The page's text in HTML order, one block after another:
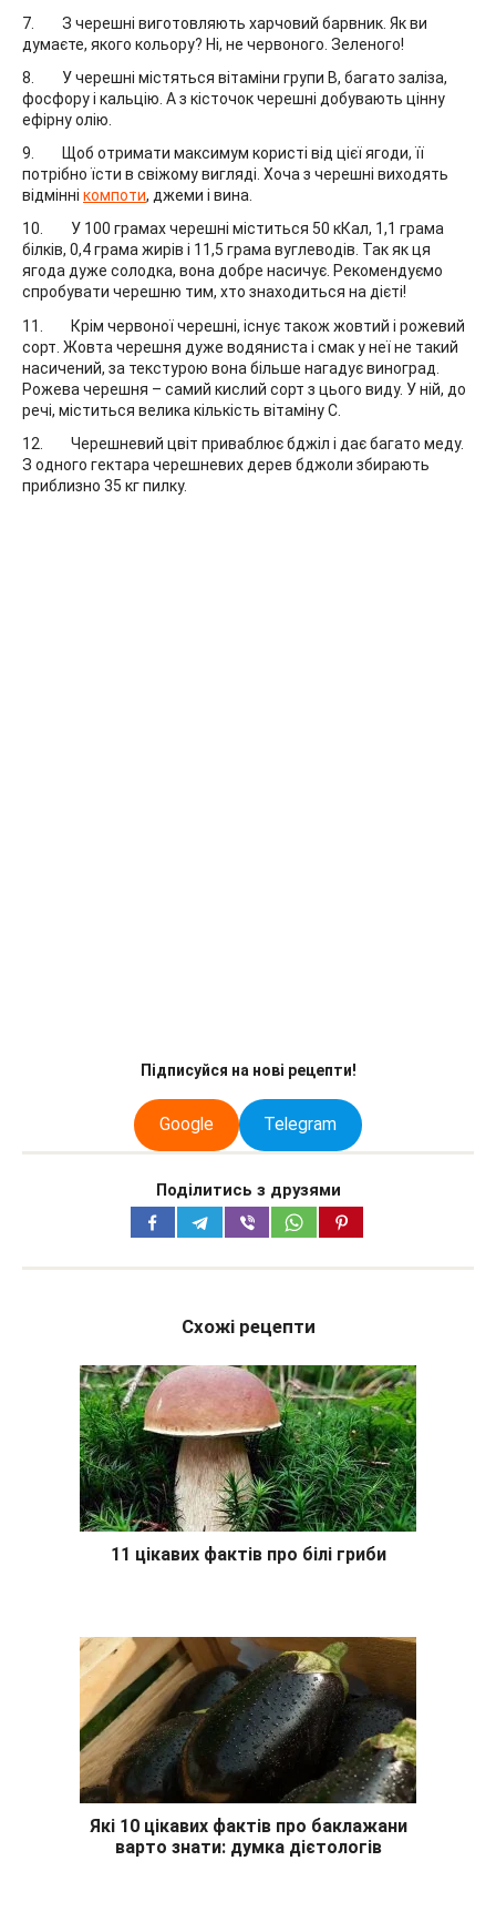
З черешні виготовляють харчовий барвник. Як ви
думаєте, якого кольору? Ні, не червоного. Зеленого!
У черешні містяться вітаміни групи В, багато заліза,
фосфору і кальцію. А з кісточок черешні добувають цінну
ефірну олію.
Щоб отримати максимум користі від цієї ягоди, її
потрібно їсти в свіжому вигляді. Хоча з черешні виходять
відмінні компоти, джеми і вина.
У 100 грамах черешні міститься 50 кКал, 1,1 грама
білків, 0,4 грама жирів і 11,5 грама вуглеводів. Так як ця
ягода дуже солодка, вона добре насичує. Рекомендуємо
спробувати черешню тим, хто знаходиться на дієті!
Крім червоної черешні, існує також жовтий і рожевий
сорт. Жовта черешня дуже водяниста і смак у неї не такий
насичений, за текстурою вона більше нагадує виноград.
Рожева черешня – самий кислий сорт з цього виду. У ній, до
речі, міститься велика кількість вітаміну С.
Черешневий цвіт приваблює бджіл і дає багато меду.
З одного гектара черешневих дерев бджоли збирають
приблизно 35 кг пилку.
Підписуйся на нові рецепти!
Google Telegram
Поділитись з друзями
Схожі рецепти
11 цікавих фактів про білі гриби
Які 10 цікавих фактів про баклажани
варто знати: думка дієтологів